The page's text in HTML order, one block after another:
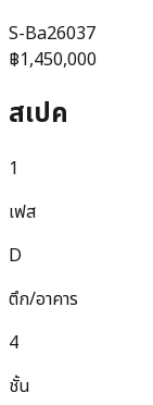
S-Ba26037
฿1,450,000
สเปค
1
เฟส
D
ตึก/อาคาร
4
ชั้น